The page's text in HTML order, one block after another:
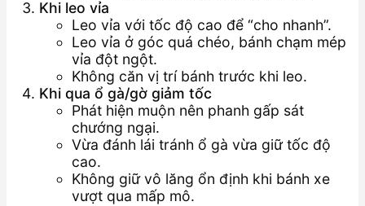
Khi leo vỉa
Leo vỉa với tốc độ cao để “cho nhanh”.
Leo vỉa ở góc quá chéo, bánh chạm mép
vỉa đột ngột.
Không căn vị trí bánh trước khi leo.
Khi qua ổ gà/gờ giảm tốc
Phát hiện muộn nên phanh gấp sát
chướng ngại.
Vừa đánh lái tránh ổ gà vừa giữ tốc độ
cao.
Không giữ vô lăng ổn định khi bánh xe
vượt qua mấp mô.